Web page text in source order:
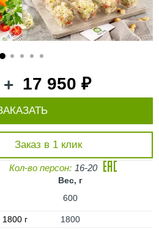
+ 17 950 ₽
Заказ в 1 клик
Кол-во персон: 16-20
Вес, г
600
г
1800